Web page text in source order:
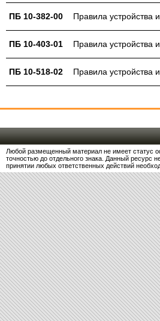
ПБ 10-382-00 Правила устройства
ПБ 10-403-01 Правила устройства
ПБ 10-518-02 Правила устройства
Любой размещенный материал не имеет статус
точностью до отдельного знака. Данный ресурс
принятии любых ответственных действий